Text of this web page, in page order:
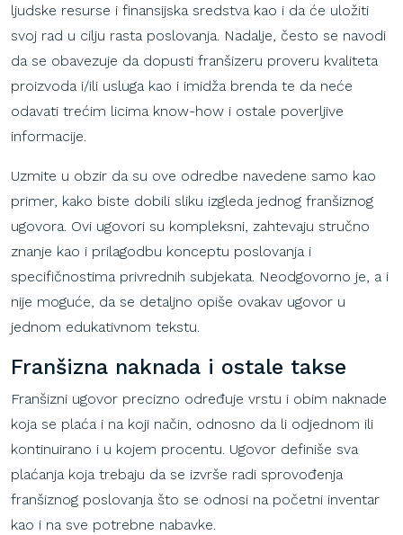
ljudske resurse i finansijska sredstva kao i da će uložiti
svoj rad u cilju rasta poslovanja. Nadalje, često se navodi
da se obavezuje da dopusti franšizeru proveru kvaliteta
proizvoda i/ili usluga kao i imidža brenda te da neće
odavati trećim licima know-how i ostale poverljive
informacije.
Uzmite u obzir da su ove odredbe navedene samo kao
primer, kako biste dobili sliku izgleda jednog franšiznog
ugovora. Ovi ugovori su kompleksni, zahtevaju stručno
znanje kao i prilagodbu konceptu poslovanja i
specifičnostima privrednih subjekata. Neodgovorno je, a i
nije moguće, da se detaljno opiše ovakav ugovor u
jednom edukativnom tekstu.
Franšizna naknada i ostale takse
Franšizni ugovor precizno određuje vrstu i obim naknade
kojase plaća i nakoji način, odnosno da li odjednom ili
kontinuirano i u kojem procentu. Ugovor definiše sva
plaćanja koja trebaju da se izvrše radi sprovođenja
franšiznog poslovanja što se odnosi na početni inventar
kao i na sve potrebne nabavke.